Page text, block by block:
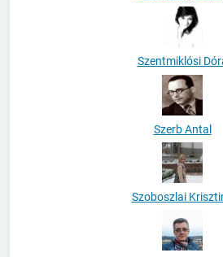
Szentiványi Gábor
Szentmiklósi Dóra
Szerb Antal